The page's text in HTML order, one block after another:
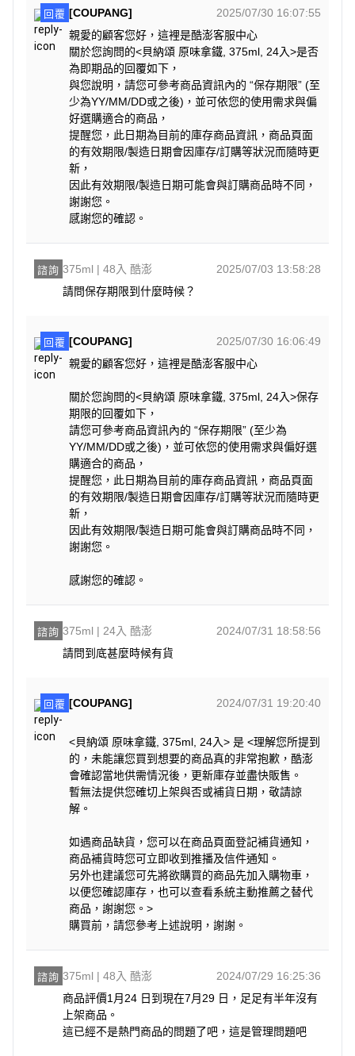
回覆 [COUPANG]
2025/07/30 16:07:55
親愛的顧客您好，這裡是酷澎客服中心
關於您詢問的<貝納頌 原味拿鐵, 375ml, 24入>是否
為即期品的回覆如下，
與您說明，請您可參考商品資訊內的 “保存期限” (至
少為YY/MM/DD或之後)，並可依您的使用需求與偏
好選購適合的商品，
提醒您，此日期為目前的庫存商品資訊，商品頁面
的有效期限/製造日期會因庫存/訂購等狀況而隨時更
新，
因此有效期限/製造日期可能會與訂購商品時不同，
謝謝您。
感謝您的確認。
諮詢 375ml | 48入 酷澎
2025/07/03 13:58:28
請問保存期限到什麼時候？
回覆 [COUPANG]
2025/07/30 16:06:49
親愛的顧客您好，這裡是酷澎客服中心
關於您詢問的<貝納頌 原味拿鐵, 375ml, 24入>保存
期限的回覆如下，
請您可參考商品資訊內的 “保存期限” (至少為
YY/MM/DD或之後)，並可依您的使用需求與偏好選
購適合的商品，
提醒您，此日期為目前的庫存商品資訊，商品頁面
的有效期限/製造日期會因庫存/訂購等狀況而隨時更
新，
因此有效期限/製造日期可能會與訂購商品時不同，
謝謝您。
感謝您的確認。
諮詢 375ml | 24入 酷澎
2024/07/31 18:58:56
請問到底甚麼時候有貨
回覆 [COUPANG] 2024/07/31 19:20:40
<貝納頌 原味拿鐵, 375ml, 24入> 是 <理解您所提到
的，未能讓您買到想要的商品真的非常抱歉，酷澎
會確認當地供需情況後，更新庫存並盡快販售。
暫無法提供您確切上架與否或補貨日期，敬請諒
解。
如遇商品缺貨，您可以在商品頁面登記補貨通知，
商品補貨時您可立即收到推播及信件通知。
另外也建議您可先將欲購買的商品先加入購物車，
以便您確認庫存，也可以查看系統主動推薦之替代
商品，謝謝您。>
購買前，請您參考上述說明，謝謝。
諮詢 375ml | 48入 酷澎
2024/07/29 16:25:36
商品評價1月24 日到現在7月29 日，足足有半年沒有
上架商品。
這已經不是熱門商品的問題了吧，這是管理問題吧